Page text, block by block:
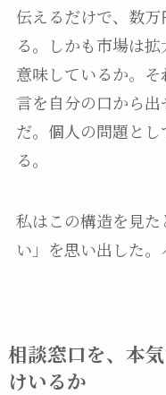
伝えるだけで、数
る。しかも市場は
意味しているか。
言を自分の口から
だ。個人の問題と
る。
私はこの構造を見
い」を思い出した。
相談窓口を、本
けいるか